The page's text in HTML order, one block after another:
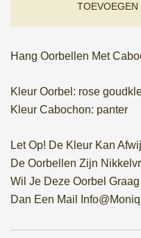
€ 5,95.€
TOEVOEGEN
Hang Oorbellen Met
Kleur Oorbel: rose
Kleur Cabochon: panter
Let Op! De Kleur Kan
De Oorbellen Zijn
Wil Je Deze Oorbel
Dan Een Mail